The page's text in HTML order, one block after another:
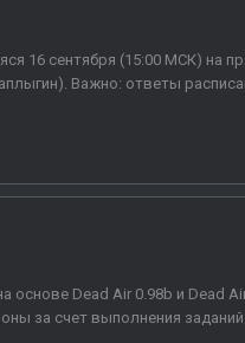
16 сентября (15:00 МСК) на
Важно: ответы
Dead Air 0.98b и Dead
за счет выполнения